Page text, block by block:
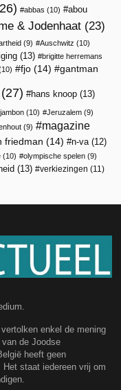
abbas (10)
abou
& Jodenhaat (23)
(9) Auschwitz (10)
(13)
brigitte herremans
fjo (14) gantman
(27) hans knoop (13)
(10) Jeruzalem (9)
(9)
magazine
friedman (14) n-va(12)
(10) olympische spelen (9)
(13) verkiezingen (11)
enkel de mening
de Joodse
heeft geen
Het staat iedereen vrij om